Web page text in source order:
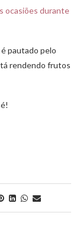
ocasiões durante
pautado pelo
rendendo frutos